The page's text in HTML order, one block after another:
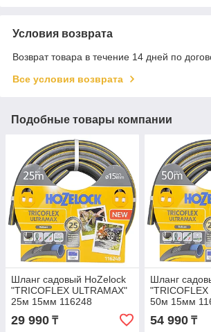
Условия возврата
Возврат товара в течение 14 дней по
Все условия возврата
Подобные товары компании
Шланг садовый HoZelock
"TRICOFLEX ULTRAMAX"
25м 15мм 116248
29 990 ₸
Шланг
"TRICOFLEX
50м 15мм
54 990₸